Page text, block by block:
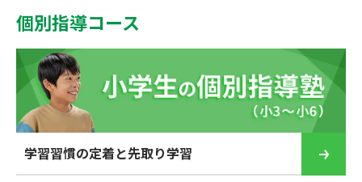
個別指導コース
学習習慣の定着と先取り学習